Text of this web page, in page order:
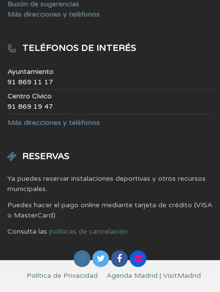
Buzón de sugerencias
Más direcciones y teléfonos
TELÉFONOS DE INTERÉS
Ayuntamiento
91 869 11 17
Centro Cívico
91 869 19 47
Más direcciones y teléfonos
RESERVAS
Ya puedes reservar instalaciones deportivas y otros recursos
municipales.
Puedes hacer el pago online mediante tarjeta de crédito (VISA
o MasterCard).
Consulta las políticas de cancelación
Política de Privacidad Agenda Madrid | VisitMadrid